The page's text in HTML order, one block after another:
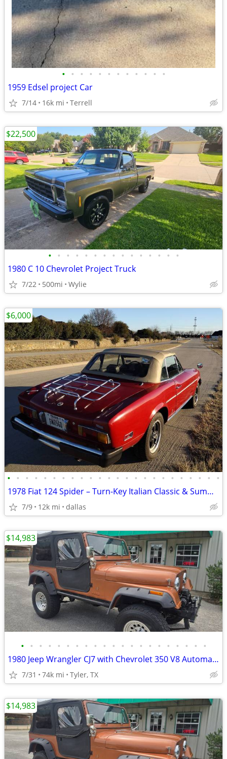
• • • • • • • • • • • •
1959 Edsel project Car
7/14 16k mi Terrell
• • • • • • • • • • • • • • •
1980 C 10 Chevrolet Project Truck
7/22 500mi Wylie
$22,500
• • • • • • • • • • • • • • • • • • • • • • • •
1978 Fiat 124 Spider – Turn-Key Italian Classic & Summer Cruiser
7/9 12k mi dallas
$6,000
• • • • • • • • • • • • • • • • • • • • •
1980 Jeep Wrangler CJ7 with Chevrolet 350 V8 Automatic
7/31 74k mi Tyler, TX
$14,983
$14,983